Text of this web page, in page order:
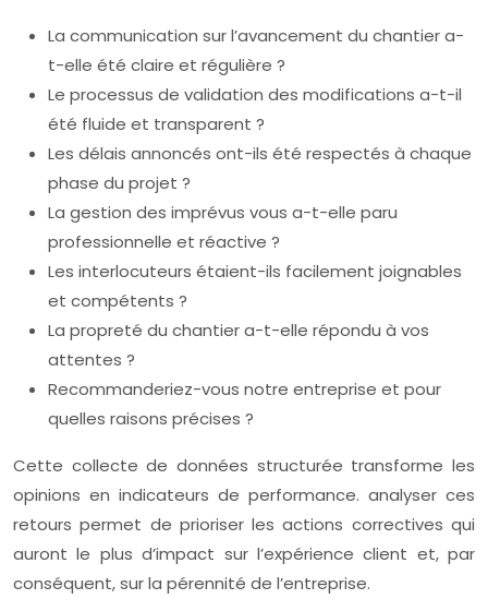
La communication sur l’avancement du chantier a-
t-elle été claire et régulière ?
Le processus de validation des modifications a-t-il
été fluide et transparent ?
Les délais annoncés ont-ils été respectés à chaque
phase du projet ?
La gestion des imprévus vous a-t-elle paru
professionnelle et réactive ?
Les interlocuteurs étaient-ils facilement joignables
et compétents ?
La propreté du chantier a-t-elle répondu à vos
attentes ?
Recommanderiez-vous notre entreprise et pour
quelles raisons précises ?
Cette collecte de données structurée transforme les
opinions en indicateurs de performance. analyser ces
retours permet de prioriser les actions correctives qui
auront le plus d’impact sur l’expérience client et, par
conséquent, sur la pérennité de l’entreprise.